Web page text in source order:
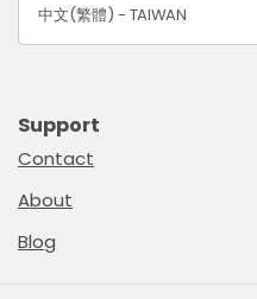
Support
Contact
About
Blog